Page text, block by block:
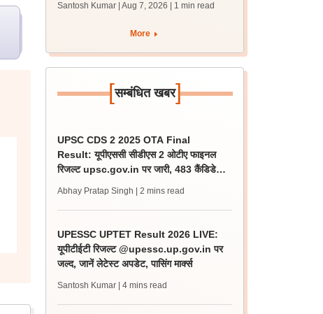
10 अगस्त तक बढ़ी
Santosh Kumar | Aug 7, 2026 | 1 min read
More
[सम्बंधित खबर]
UPSC CDS 2 2025 OTA Final
Result: यूपीएससी सीडीएस 2 ओटीए फाइनल
रिजल्ट upsc.gov.in पर जारी, 483 कैंडिडेट
Abhay Pratap Singh | 2 mins read
UPESSC UPTET Result 2026 LIVE:
यूपीटीईटी रिजल्ट @upessc.up.gov.in पर
जल्द, जानें लेटेस्ट अपडेट, पासिंग मार्क्स
Santosh Kumar | 4 mins read